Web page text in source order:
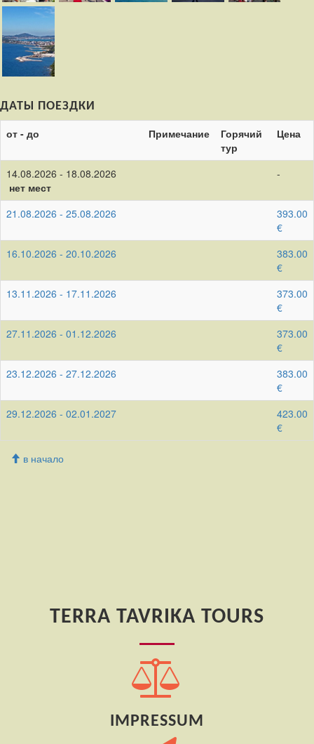
ДАТЫ ПОЕЗДКИ
от - до Примечание
Горячий
тур
Цена
14.08.2026 - 18.08.2026
нет мест
-
21.08.2026 - 25.08.2026
393.00
€
16.10.2026 - 20.10.2026
383.00
€
13.11.2026 - 17.11.2026
373.00
€
27.11.2026 - 01.12.2026
373.00
€
23.12.2026 - 27.12.2026
383.00
€
29.12.2026 - 02.01.2027
423.00
€
в начало
TERRA TAVRIKA TOURS
IMPRESSUM